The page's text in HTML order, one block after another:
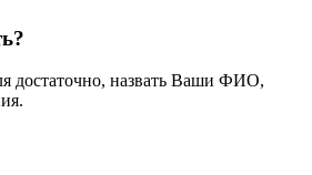
достаточно, назвать Ваши ФИО,